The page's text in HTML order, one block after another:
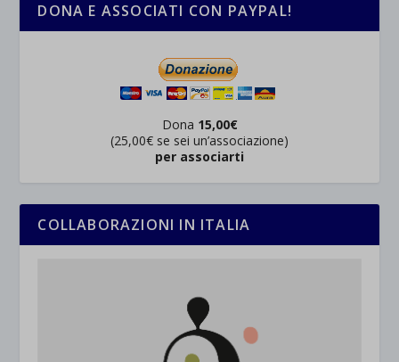
DONA E ASSOCIATI CON PAYPAL!
Dona 15,00€
(25,00€ se sei un’associazione)
per associarti
COLLABORAZIONI IN ITALIA